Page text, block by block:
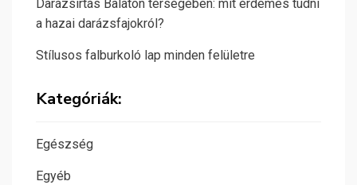
Darázsirtás Balaton térségében: mit érdemes tudni
a hazai darázsfajokról?
Stílusos falburkoló lap minden felületre
Kategóriák:
Egészség
Egyéb